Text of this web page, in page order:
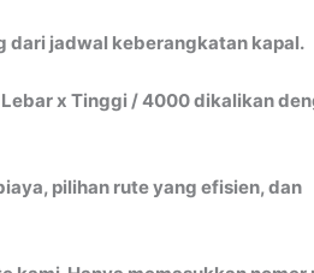
dari jadwal keberangkatan kapal.
x Tinggi / 4000 dikalikan
pilihan rute yang efisien, dan